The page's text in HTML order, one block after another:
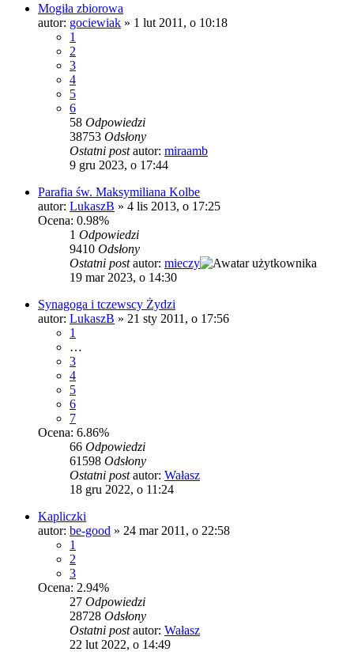
Mogiła zbiorowa
autor: gociewiak » 1 lut 2011, o 10:18
1
2
3
4
5
6
58 Odpowiedzi
38753 Odsłony
Ostatni postautor: miraamb
9 gru 2023, o 17:44
Parafia św. Maksymiliana Kolbe
autor: LukaszB » 4 lis 2013, o 17:25
Ocena: 0.98%
1 Odpowiedzi
9410 Odsłony
Ostatni postautor: mieczy
19 mar 2023, o 14:30
Synagoga i tczewscy Żydzi
autor: LukaszB » 21 sty 2011, o 17:56
1
…
3
4
5
6
7
Ocena: 6.86%
66 Odpowiedzi
61598 Odsłony
Ostatni postautor: Wałasz
18 gru 2022, o 11:24
Kapliczki
autor: be-good » 24 mar 2011, o 22:58
1
2
3
Ocena: 2.94%
27 Odpowiedzi
28728 Odsłony
Ostatni postautor: Wałasz
22 lut 2022, o 14:49